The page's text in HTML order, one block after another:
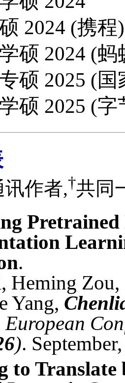
2024 (携程)
硕 2024 (
硕 2025 (
硕 2025 (
讯作者,†共同
.
Heming
Yang,
European
).
to